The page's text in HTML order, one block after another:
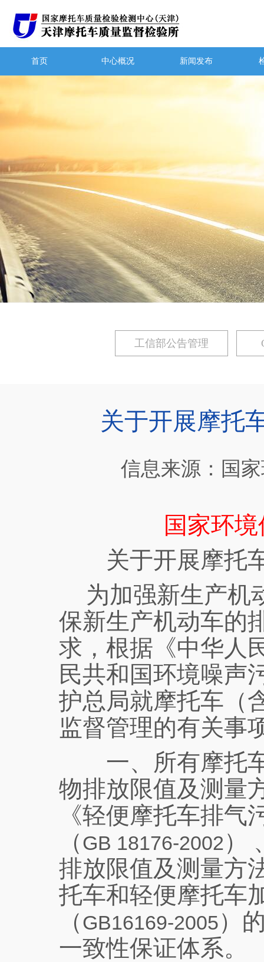
首页 中心概况 新闻发布
工信部公告管理
关于开展摩托
信息来源：国
国家环
关于开展摩托
为加强新生产机
保新生产机动车的
求，根据《中华人
民共和国环境噪声
护总局就摩托车（
监督管理的有关事
一、所有摩托车
物排放限值及测量
《轻便摩托车排
（GB 18176-2002）
排放限值及测量方
托车和轻便摩托车
（GB16169-2005）
一致性保证体系。